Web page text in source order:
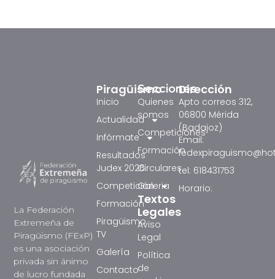
La Federación
Extremeña de
Piragüismo (FExP)
es una asociación
privada sin ánimo
de lucro fundada
Secciones
Quienes
somos
Competiciones
Formación
Circulares
Galeria
Textos
Legales
Aviso
Legal
Política
de
Piragüismo
Inicio
Actualidad
Infórmate
Resultados
Judex 2026
Competición
Formación
Piragüismo
TV
Galería
Contacto
Dirección
Apto correos 312,
06800 Mérida
(Badajoz)
Email:
tel: 618431753
Horario: